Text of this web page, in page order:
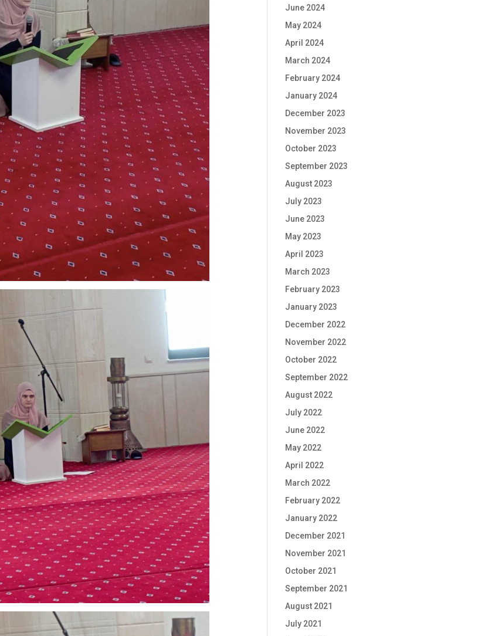
June 2024
May 2024
April 2024
March 2024
February 2024
January 2024
December 2023
November 2023
October 2023
September 2023
August 2023
July 2023
June 2023
May 2023
April 2023
March 2023
February 2023
January 2023
December 2022
November 2022
October 2022
September 2022
August 2022
July 2022
June 2022
May 2022
April 2022
March 2022
February 2022
January 2022
December 2021
November 2021
October 2021
September 2021
August 2021
July 2021